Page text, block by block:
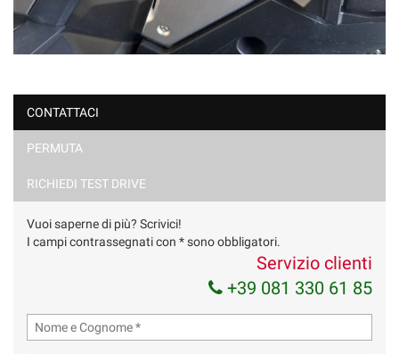
CONTATTACI
PERMUTA
RICHIEDI TEST DRIVE
Vuoi saperne di più? Scrivici!
I campi contrassegnati con * sono obbligatori.
Servizio clienti
+39 081 330 61 85